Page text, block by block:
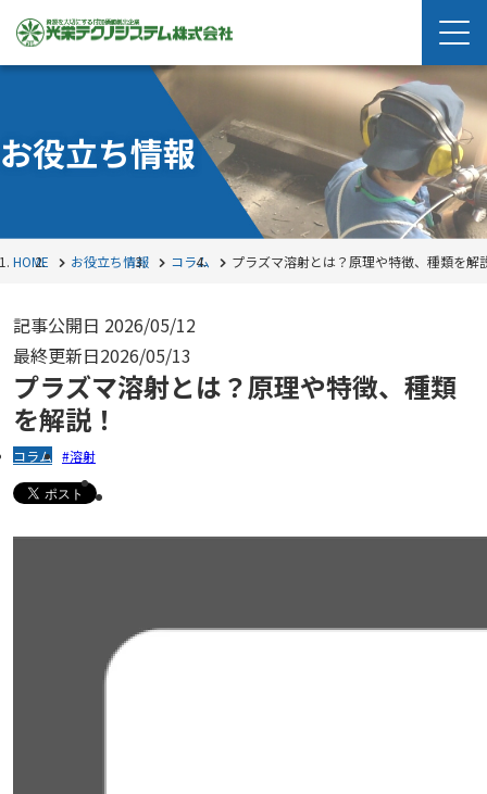
お役立ち情報
HOME お役立ち情報 コラム プラズマ溶射とは？原理や特徴、種類を解
記事公開日 2026/05/12
最終更新日2026/05/13
プラズマ溶射とは？原理や特徴、種類
を解説！
コラム 溶射